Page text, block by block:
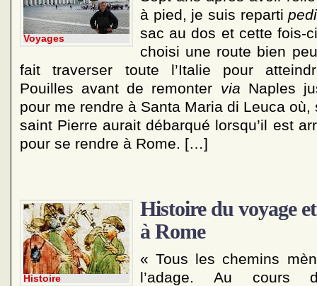
Voyages
à pied, je suis reparti
sac au dos et cette fois-
choisi une route bien
fait traverser toute l’Italie pour
Pouilles avant de remonter via Naples
pour me rendre à Santa Maria di Leuca
saint Pierre aurait débarqué lorsqu’il est
pour se rendre à Rome. […]
Histoire
Histoire du voyage
à Rome
« Tous les chemins
l’adage. Au cours